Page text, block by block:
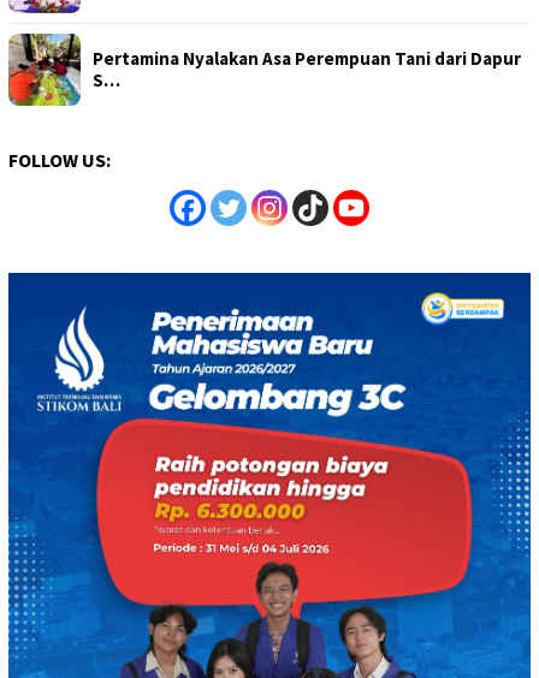
Pertamina Nyalakan Asa Perempuan Tani dari Dapur
S…
FOLLOW US: